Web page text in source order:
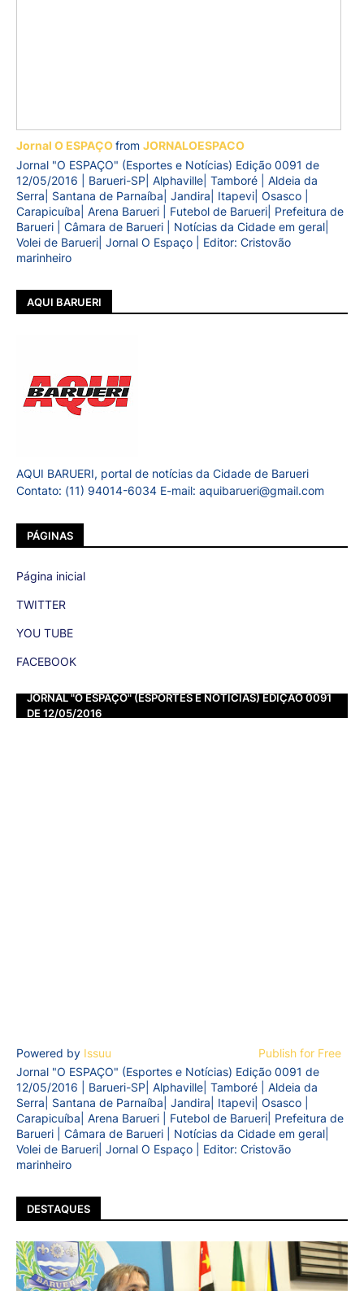
Jornal O ESPAÇOfrom JORNALOESPACO
Jornal "O ESPAÇO" (Esportes e Notícias) Edição 0091 de
12/05/2016 | Barueri-SP| Alphaville| Tamboré | Aldeia da
Serra| Santana de Parnaíba| Jandira| Itapevi| Osasco |
Carapicuíba| Arena Barueri | Futebol de Barueri| Prefeitura de
Barueri | Câmara de Barueri | Notícias da Cidade em geral|
Volei de Barueri| Jornal O Espaço | Editor: Cristovão
marinheiro
AQUI BARUERI
AQUI BARUERI, portal de notícias da Cidade de Barueri
Contato: (11) 94014-6034 E-mail: aquibarueri@gmail.com
PÁGINAS
Página inicial
TWITTER
YOU TUBE
FACEBOOK
JORNAL "O ESPAÇO" (ESPORTES E NOTÍCIAS) EDIÇÃO 0091
DE 12/05/2016
Powered by Issuu
Publish for Free
Jornal "O ESPAÇO" (Esportes e Notícias) Edição 0091 de
12/05/2016 | Barueri-SP| Alphaville| Tamboré | Aldeia da
Serra| Santana de Parnaíba| Jandira| Itapevi| Osasco |
Carapicuíba| Arena Barueri | Futebol de Barueri| Prefeitura de
Barueri | Câmara de Barueri | Notícias da Cidade em geral|
Volei de Barueri| Jornal O Espaço | Editor: Cristovão
marinheiro
DESTAQUES